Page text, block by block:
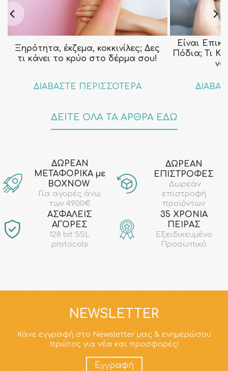
Ξηρότητα, έκζεμα, κοκκινίλες; Δες
τι κάνει το κρύο στο δέρμα σου!
ΔΙΑΒΑΣΤΕ ΠΕΡΙΣΣΟΤΕΡΑ
Είναι
Πόδια; Τι
να
ΔΕΙΤΕ ΟΛΑ ΤΑ ΑΡΘΡΑ ΕΔΩ
ΔΩΡΕΑΝ
ΜΕΤΑΦΟΡΙΚΑ με
ΒΟΧΝΟW
Για αγορές άνω
των 49.00€
ΔΩΡΕΑΝ
ΕΠΙΣΤΡΟΦΕΣ
Δωρεάν
επιστροφή
προϊόντων
AΣΦΑΛΕΙΣ
ΑΓΟΡΕΣ
128 bit SSL
protocols
35 ΧΡΟΝΙΑ
ΠΕΙΡΑΣ
Εξειδικευμένο
Προσωπικό
NEWSLETTER
Κάνε εγγραφή στο Newsletter μας & ενημερώσου
πρώτος για νέα και προσφορές!
Εγγραφή